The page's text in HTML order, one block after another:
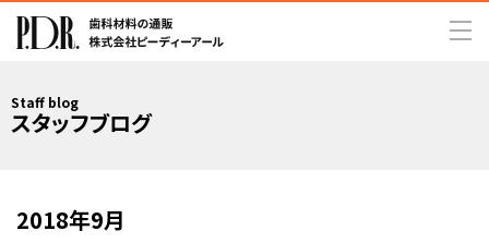
Staff blog
スタッフブログ
2018年9月